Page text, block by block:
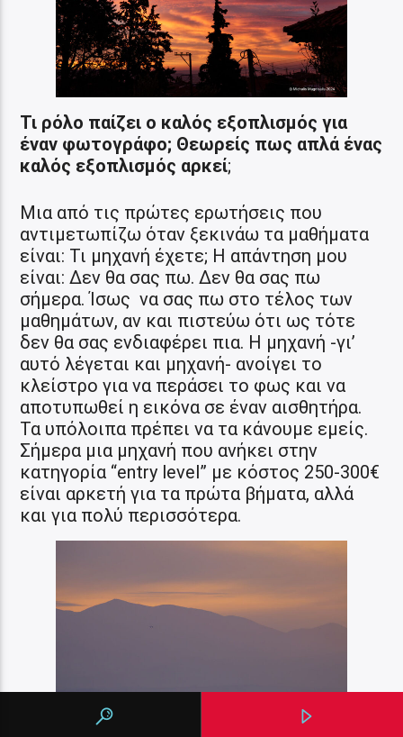
Τι ρόλο παίζει ο καλός εξοπλισμός για
έναν φωτογράφο; Θεωρείς πως απλά ένας
καλός εξοπλισμός αρκεί;
Μια από τις πρώτες ερωτήσεις που
αντιμετωπίζω όταν ξεκινάω τα μαθήματα
είναι: Τι μηχανή έχετε; Η απάντηση μου
είναι: Δεν θα σας πω. Δεν θα σας πω
σήμερα. Ίσως να σας πω στο τέλος των
μαθημάτων, αν και πιστεύω ότι ως τότε
δεν θα σας ενδιαφέρει πια. Η μηχανή -γι’
αυτό λέγεται και μηχανή- ανοίγει το
κλείστρο για να περάσει το φως και να
αποτυπωθεί η εικόνα σε έναν αισθητήρα.
Τα υπόλοιπα πρέπει να τα κάνουμε εμείς.
Σήμερα μια μηχανή που ανήκει στην
κατηγορία “entry level” με κόστος 250-300€
είναι αρκετή για τα πρώτα βήματα, αλλά
και για πολύ περισσότερα.